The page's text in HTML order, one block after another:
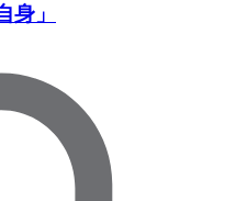
身」